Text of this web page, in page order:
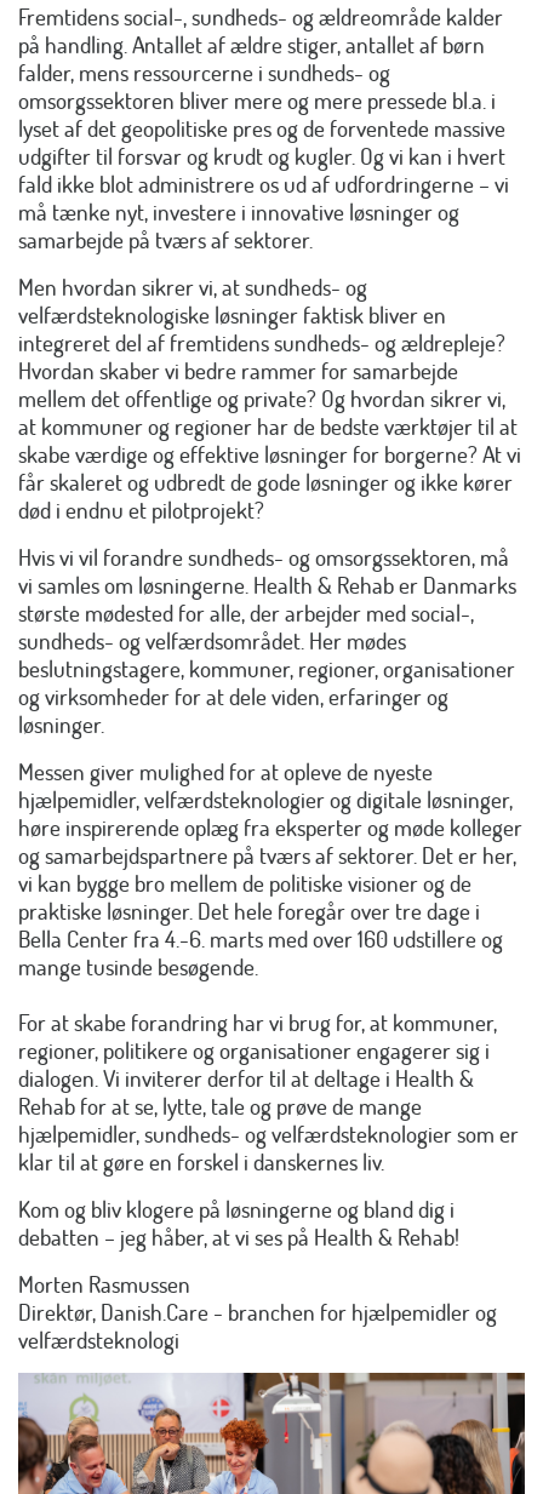
Fremtidens social-, sundheds- og ældreområde kalder
på handling. Antallet af ældre stiger, antallet af børn
falder, mens ressourcerne i sundheds- og
omsorgssektoren bliver mere og mere pressede bl.a. i
lyset af det geopolitiske pres og de forventede massive
udgifter til forsvar og krudt og kugler. Og vi kan i hvert
fald ikke blot administrere os ud af udfordringerne – vi
må tænke nyt, investere i innovative løsninger og
samarbejde på tværs af sektorer.
Men hvordan sikrer vi, at sundheds- og
velfærdsteknologiske løsninger faktisk bliver en
integreret del af fremtidens sundheds- og ældrepleje?
Hvordan skaber vi bedre rammer for samarbejde
mellem det offentlige og private? Og hvordan sikrer vi,
at kommuner og regioner har de bedste værktøjer til at
skabe værdige og effektive løsninger for borgerne? At vi
får skaleret og udbredt de gode løsninger og ikke kører
død i endnu et pilotprojekt?
Hvis vi vil forandre sundheds- og omsorgssektoren, må
vi samles om løsningerne. Health & Rehab er Danmarks
største mødested for alle, der arbejder med social-,
sundheds- og velfærdsområdet. Her mødes
beslutningstagere, kommuner, regioner, organisationer
og virksomheder for at dele viden, erfaringer og
løsninger.
Messen giver mulighed for at opleve de nyeste
hjælpemidler, velfærdsteknologier og digitale løsninger,
høre inspirerende oplæg fra eksperter og møde kolleger
og samarbejdspartnere på tværs af sektorer. Det er her,
vi kan bygge bro mellem de politiske visioner og de
praktiske løsninger. Det hele foregår over tre dage i
Bella Center fra 4.-6. marts med over 160 udstillere og
mange tusinde besøgende.
For at skabe forandring har vi brug for, at kommuner,
regioner, politikere og organisationer engagerer sig i
dialogen. Vi inviterer derfor til at deltage i Health &
Rehab for at se, lytte, tale og prøve de mange
hjælpemidler, sundheds- og velfærdsteknologier som er
klar til at gøre en forskel i danskernes liv.
Kom og bliv klogere på løsningerne og bland dig i
debatten – jeg håber, at vi ses på Health & Rehab!
Morten Rasmussen
Direktør, Danish.Care - branchen for hjælpemidler og
velfærdsteknologi